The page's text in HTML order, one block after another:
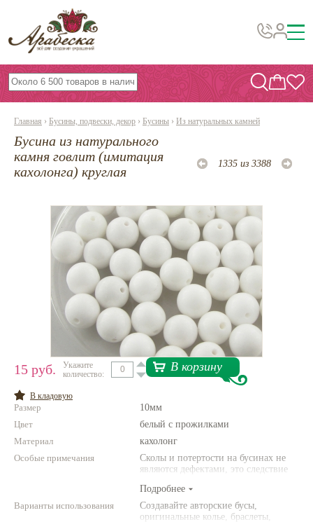
Бусины, подвески, декор
Бисер
Фурнитура
Проволока
Инструменты и материалы
Эпоксидная смола
Шнуры, ленты, нитки
По темам и сезонам
Бисер TOHO
Нетемнеющая фурнитура
Всё для вышивки
Натуральные камни
Новинки!
О магазине
Главная › Бусины, подвески, декор › Бусины › Из натуральных камней
Бусина из натурального
камня говлит (имитация
кахолонга) круглая
1335 из 3388
15 руб.
Укажите
количество:
В корзину
В кладовую
Размер
10мм
Цвет
белый с прожилками
Материал
кахолонг
Особые примечания
Сколы и потертости на бусинах не
являются дефектами, это следствие
природного камня. Цвет и размер
товара может отличаться от
представленных на фото.
Подробнее
Варианты использования
Создавайте авторские бусы,
оригинальные колье, браслеты,